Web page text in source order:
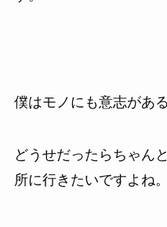
僕はモノにも意志があ
どうせだったらちゃん
所に行きたいですよね。